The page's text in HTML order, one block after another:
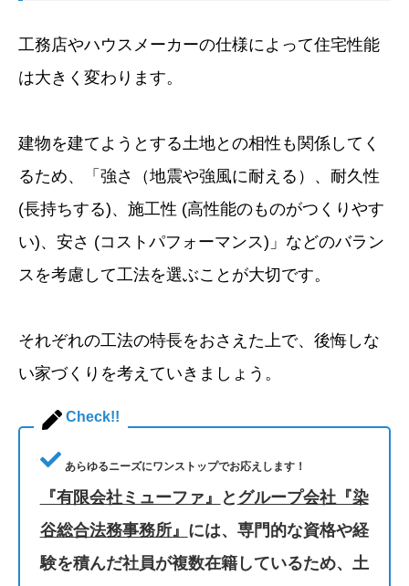
工務店やハウスメーカーの仕様によって住宅性能
は大きく変わります。
建物を建てようとする土地との相性も関係してく
るため、「強さ（地震や強風に耐える）、耐久性
(長持ちする)、施工性 (高性能のものがつくりやす
い)、安さ (コストパフォーマンス)」などのバラン
スを考慮して工法を選ぶことが大切です。
それぞれの工法の特長をおさえた上で、後悔しな
い家づくりを考えていきましょう。
Check!!
あらゆるニーズにワンストップでお応えします！
『有限会社ミューファ』 と グループ会社『染
谷総合法務事務所』 には、専門的な資格や経
験を積んだ社員が複数在籍しているため、土